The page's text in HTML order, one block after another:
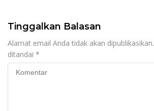
Tinggalkan Balasan
Alamat email Anda tidak akan dipublikasikan.
ditandai *